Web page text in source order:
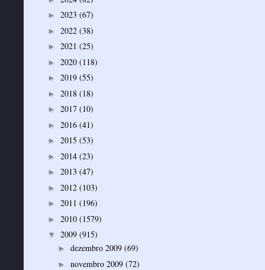
► 2023 (67)
► 2022 (38)
► 2021 (25)
► 2020 (118)
► 2019 (55)
► 2018 (18)
► 2017 (10)
► 2016 (41)
► 2015 (53)
► 2014 (23)
► 2013 (47)
► 2012 (103)
► 2011 (196)
► 2010 (1579)
▼ 2009 (915)
► dezembro 2009 (69)
► novembro 2009 (72)